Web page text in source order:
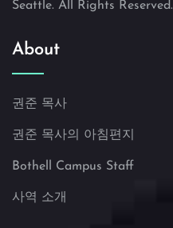
Seattle. All Rights Reserved.
About
권준 목사
권준 목사의 아침편지
Bothell Campus Staff
사역 소개